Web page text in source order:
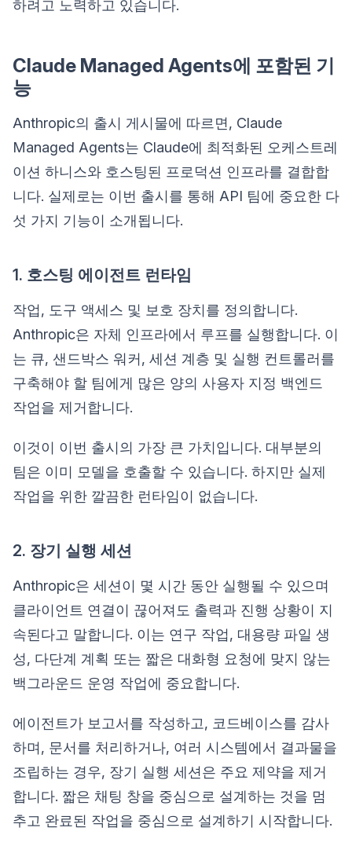
하려고 노력하고 있습니다.
Claude Managed Agents에 포함된 기
능
Anthropic의 출시 게시물에 따르면, Claude
Managed Agents는 Claude에 최적화된 오케스트레
이션 하니스와 호스팅된 프로덕션 인프라를 결합합
니다. 실제로는 이번 출시를 통해 API 팀에 중요한 다
섯 가지 기능이 소개됩니다.
1. 호스팅 에이전트 런타임
작업, 도구 액세스 및 보호 장치를 정의합니다.
Anthropic은 자체 인프라에서 루프를 실행합니다. 이
는 큐, 샌드박스 워커, 세션 계층 및 실행 컨트롤러를
구축해야 할 팀에게 많은 양의 사용자 지정 백엔드
작업을 제거합니다.
이것이 이번 출시의 가장 큰 가치입니다. 대부분의
팀은 이미 모델을 호출할 수 있습니다. 하지만 실제
작업을 위한 깔끔한 런타임이 없습니다.
2. 장기 실행 세션
Anthropic은 세션이 몇 시간 동안 실행될 수 있으며
클라이언트 연결이 끊어져도 출력과 진행 상황이 지
속된다고 말합니다. 이는 연구 작업, 대용량 파일 생
성, 다단계 계획 또는 짧은 대화형 요청에 맞지 않는
백그라운드 운영 작업에 중요합니다.
에이전트가 보고서를 작성하고, 코드베이스를 감사
하며, 문서를 처리하거나, 여러 시스템에서 결과물을
조립하는 경우, 장기 실행 세션은 주요 제약을 제거
합니다. 짧은 채팅 창을 중심으로 설계하는 것을 멈
추고 완료된 작업을 중심으로 설계하기 시작합니다.